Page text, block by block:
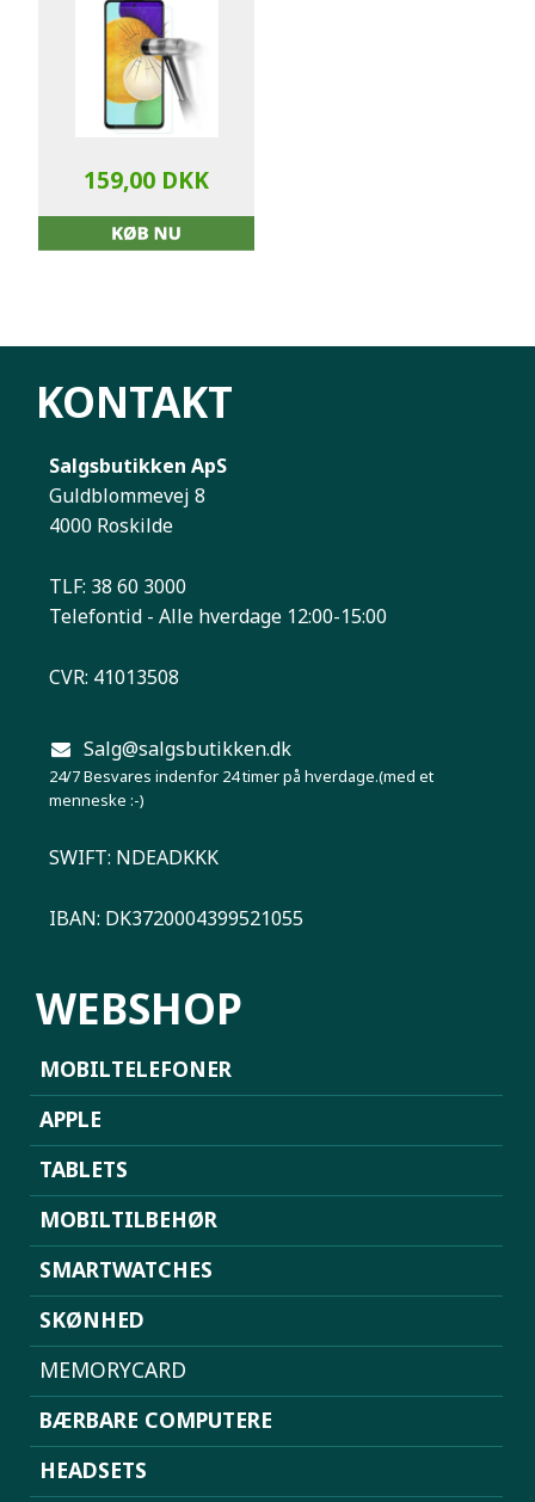
159,00 DKK
KONTAKT
Salgsbutikken ApS
Guldblommevej 8
4000 Roskilde
TLF: 38 60 3000
Telefontid - Alle hverdage 12:00-15:00
CVR: 41013508
Salg@salgsbutikken.dk
24/7 Besvares indenfor 24 timer på hverdage.(med et
menneske :-)
SWIFT: NDEADKKK
IBAN: DK3720004399521055
WEBSHOP
MOBILTELEFONER
APPLE
TABLETS
MOBILTILBEHØR
SMARTWATCHES
SKØNHED
MEMORYCARD
BÆRBARE COMPUTERE
HEADSETS